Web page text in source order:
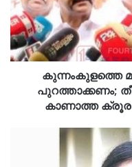
കുന്നംകുളത്തെ
പുറത്താക്കണം;
കാണാത്ത ക്രൂര